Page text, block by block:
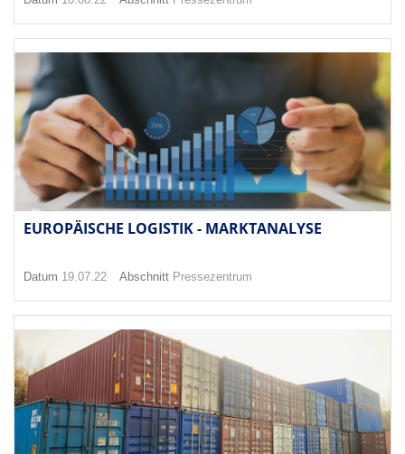
EUROPÄISCHE LOGISTIK - MARKTANALYSE
Datum 19.07.22 Abschnitt Pressezentrum